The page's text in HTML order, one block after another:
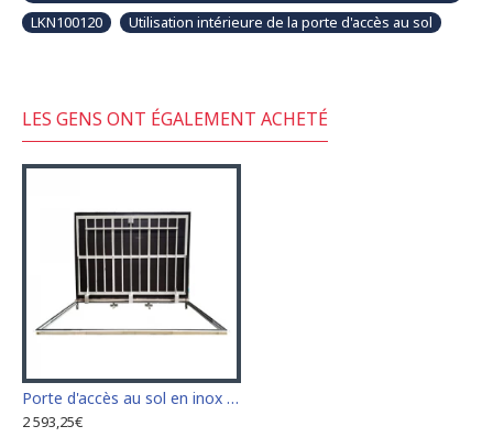
LKN100120
Utilisation intérieure de la porte d'accès au sol
LES GENS ONT ÉGALEMENT ACHETÉ
Porte d'accès au sol en inox 80 cm x 220 cm "H" pour intérieur et extérieur
2 593,25€